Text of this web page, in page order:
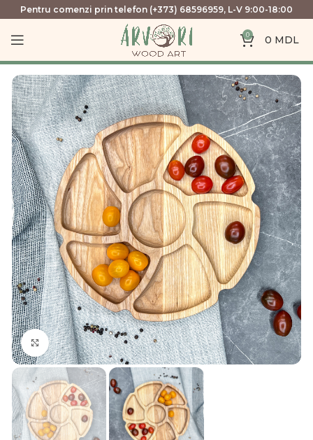
Pentru comenzi prin telefon (+373) 68596959, L-V 9:00-18:00
0 0 MDL
Click pentru a mari